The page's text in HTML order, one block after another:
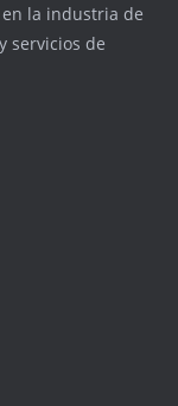
la industria de
servicios de